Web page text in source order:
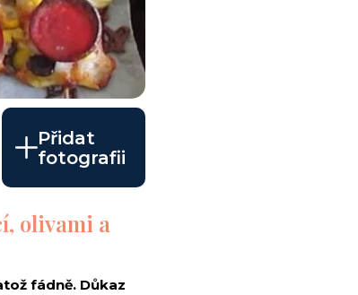
Přidat
fotografii
olivami a
fádně. Důkaz